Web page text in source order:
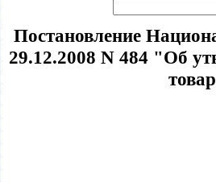
Постановление
29.12.2008 N 484 "Об